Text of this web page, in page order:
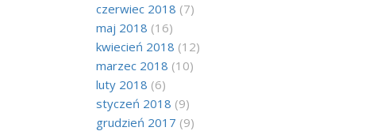
czerwiec 2018 (7)
maj 2018 (16)
kwiecień 2018 (12)
marzec 2018 (10)
luty 2018 (6)
styczeń 2018 (9)
grudzień 2017 (9)